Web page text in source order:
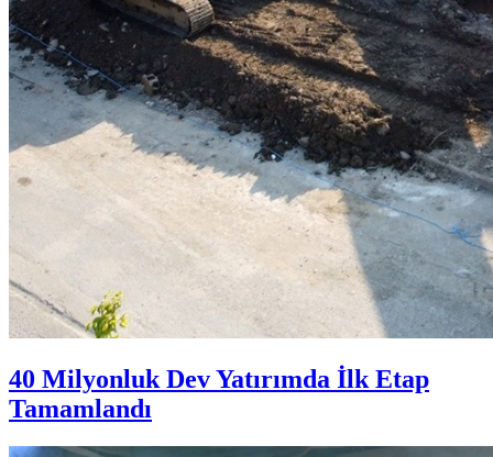
40 Milyonluk Dev Yatırımda İlk Etap
Tamamlandı